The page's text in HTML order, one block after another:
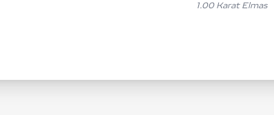
1.00Karat Elmas